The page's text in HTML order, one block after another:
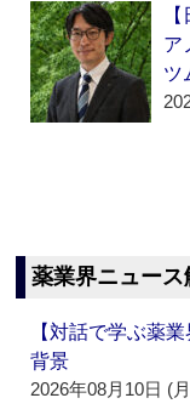
ア
ツ
薬業界ニュース
【対話で学ぶ薬
背景
2026年08月10日 (